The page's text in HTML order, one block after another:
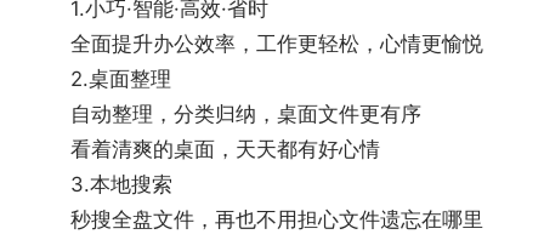
1.小巧·智能·高效·省时
全面提升办公效率，工作更轻松，心情更愉悦
2.桌面整理
自动整理，分类归纳，桌面文件更有序
看着清爽的桌面，天天都有好心情
3.本地搜索
秒搜全盘文件，再也不用担心文件遗忘在哪里